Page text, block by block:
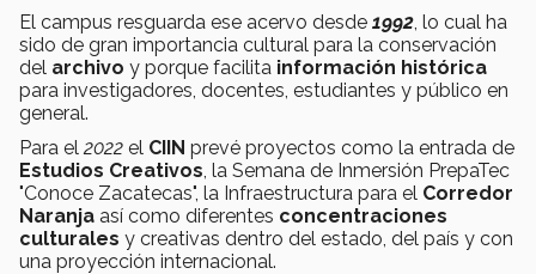
El campus resguarda ese acervo desde 1992, lo cual ha
sido de gran importancia cultural para la conservación
del archivo y porque facilita información histórica
para investigadores, docentes, estudiantes y público en
general.
Para el2022 el CIIN prevé proyectos como la entrada de
Estudios Creativos, la Semana de Inmersión PrepaTec
"Conoce Zacatecas", la Infraestructura para el Corredor
Naranja así como diferentes concentraciones
culturales y creativas dentro del estado, del país y con
una proyección internacional.